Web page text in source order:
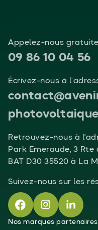
Appelez-nous
09 86 10 04 56
Écrivez-nous à
Retrouvez-nous à
Park Emeraude, 3 Rte
BAT D30 35520 à La
Suivez-nous sur les
Nos marques partenaires